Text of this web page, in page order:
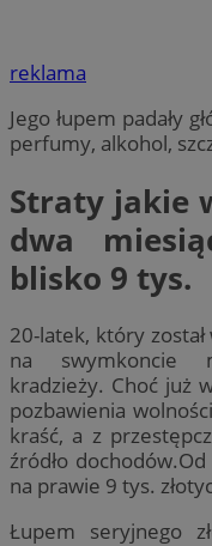
reklama
Jego łupem padały
perfumy, alkohol,
Straty jakie
dwa
blisko 9 tys.
20-latek, który
na swymkoncie
kradzieży. Choć już
pozbawienia
kraść, a z
źródło
na prawie 9 tys.
Łupem seryjnego